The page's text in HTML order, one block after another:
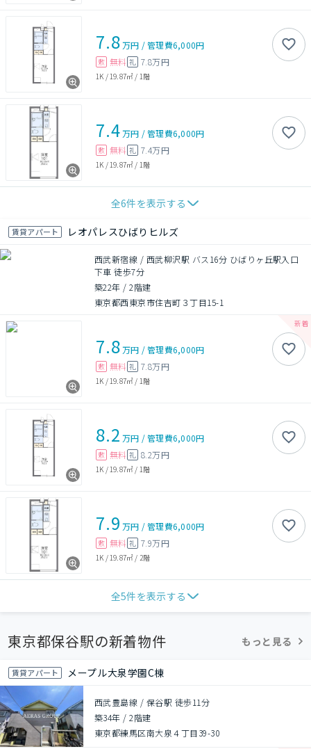
7.8万円 /管理費6,000円
敷 無料 礼 7.8万円
1K / 19.87㎡ / 1階
7.4万円 /管理費6,000円
敷 無料 礼 7.4万円
1K / 19.87㎡ / 1階
全6件を表示する
賃貸アパート レオパレスひばりヒルズ
西武新宿線 / 西武柳沢駅 バス16分 ひばりヶ丘駅入口
下車 徒歩7分
築22年 /2階建
東京都西東京市住吉町３丁目15-1
7.8万円 /管理費6,000円
敷 無料 礼 7.8万円
1K / 19.87㎡ / 1階
8.2 万円 /管理費6,000円
敷 無料 礼 8.2万円
1K / 19.87㎡ / 1階
7.9 万円 /管理費6,000円
敷 無料 礼 7.9万円
1K / 19.87㎡ / 2階
全5件を表示する
東京都保谷駅の新着物件 もっと見る
賃貸アパート メープル大泉学園C棟
西武豊島線 / 保谷駅 徒歩11分
築34年 /2階建
東京都練馬区南大泉４丁目39-30